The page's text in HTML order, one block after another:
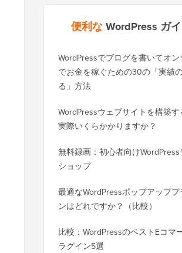
便利なWordPress ガ
WordPressでブログを書いてオン
でお金を稼ぐための30の「実績
る」方法
WordPressウェブサイトを構築す
実際いくらかかりますか？
無料録画：初心者向けWordPress
ショップ
最適なWordPressポップアッププ
ンはどれですか？（比較）
比較：WordPressのベストEコマ
ラグイン5選